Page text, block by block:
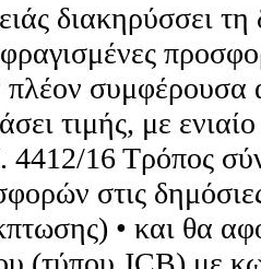
διακηρύσσει τη
συμφέρουσα
τιμής, με
16 Τρόπος
στις
• και θα